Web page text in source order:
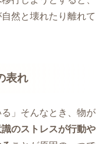
然と壊れたり離れて
表れ
」そんなとき、物が
のストレスが行動や